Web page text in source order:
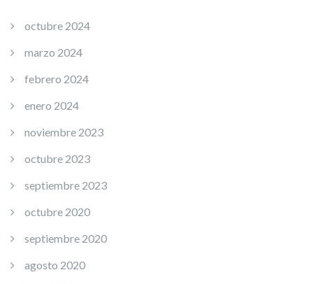
octubre 2024
marzo 2024
febrero 2024
enero 2024
noviembre 2023
octubre 2023
septiembre 2023
octubre 2020
septiembre 2020
agosto 2020